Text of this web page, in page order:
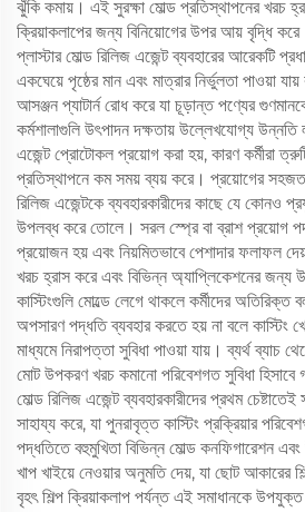
ঝুঁকি কমায়। এই সুরক্ষা মোল্ড প্রতিস্থাপনের খরচ
ক্রিয়াকলাপের জন্য বিনিয়োগের উপর আয় বৃদ্ধি
প্লাস্টার মোল্ড রিলিজ এজেন্ট ব্যবহারের আরেকটি
একঘেয়ে পৃষ্ঠের মান এবং মাত্রার নির্ভুলতা পাওয়া
আসঞ্জন প্যাটার্ন রোধ করে যা চূড়ান্ত পণ্যের
কর্মশালাগুলি উৎপাদন দক্ষতায় উল্লেখযোগ্য উন্নতি
এজেন্ট প্রোটোকল প্রয়োগ করা হয়, কারণ কর্মীরা
প্রতিস্থাপনে কম সময় ব্যয় করে। প্রয়োগের সহজতা
রিলিজ এজেন্টকে ব্যবহারকারীদের কাছে যে কোনও
উপলব্ধ করে তোলে। সরল স্প্রে বা ব্রাশ প্রয়োগ
প্রয়োজন হয় এবং নিয়মিতভাবে পেশাদার ফলাফল
খরচ হ্রাস করে এবং বিভিন্ন অ্যাপ্লিকেশনের জন্য
কাস্টিংগুলি মোল্ডে লেগে থাকলে কর্মীদের
অপসারণ পদ্ধতি ব্যবহার করতে হয় না বলে কাস্টিং
মাধ্যমে নিরাপত্তা সুবিধা পাওয়া যায়। ব্যর্থ ব্যাচ
মোট উপকরণ খরচ কমানো পরিবেশগত সুবিধা হিসাবে
মোল্ড রিলিজ এজেন্ট ব্যবহারকারীদের প্রথম
সাহায্য করে, যা পুনরাবৃত্ত কাস্টিং প্রক্রিয়ার
পদ্ধতিতে বহুমুখিতা বিভিন্ন মোল্ড কনফিগারেশন
খাপ খাইয়ে নেওয়ার অনুমতি দেয়, যা ছোট আকারের
বৃহৎ শিল্প ক্রিয়াকলাপ পর্যন্ত এই সমাধানকে উপযুক্ত